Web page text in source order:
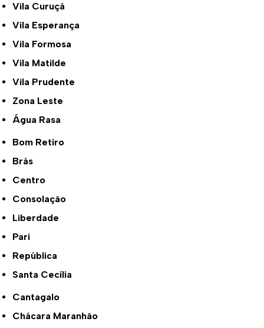
Vila Curuçá
Vila Esperança
Vila Formosa
Vila Matilde
Vila Prudente
Zona Leste
Água Rasa
Bom Retiro
Brás
Centro
Consolação
Liberdade
Pari
República
Santa Cecília
Cantagalo
Chácara Maranhão